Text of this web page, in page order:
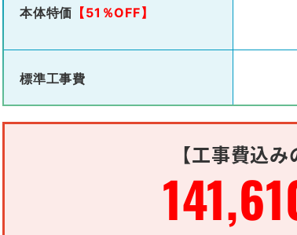
本体特価 【51％OFF】
標準工事費
【工事費込み